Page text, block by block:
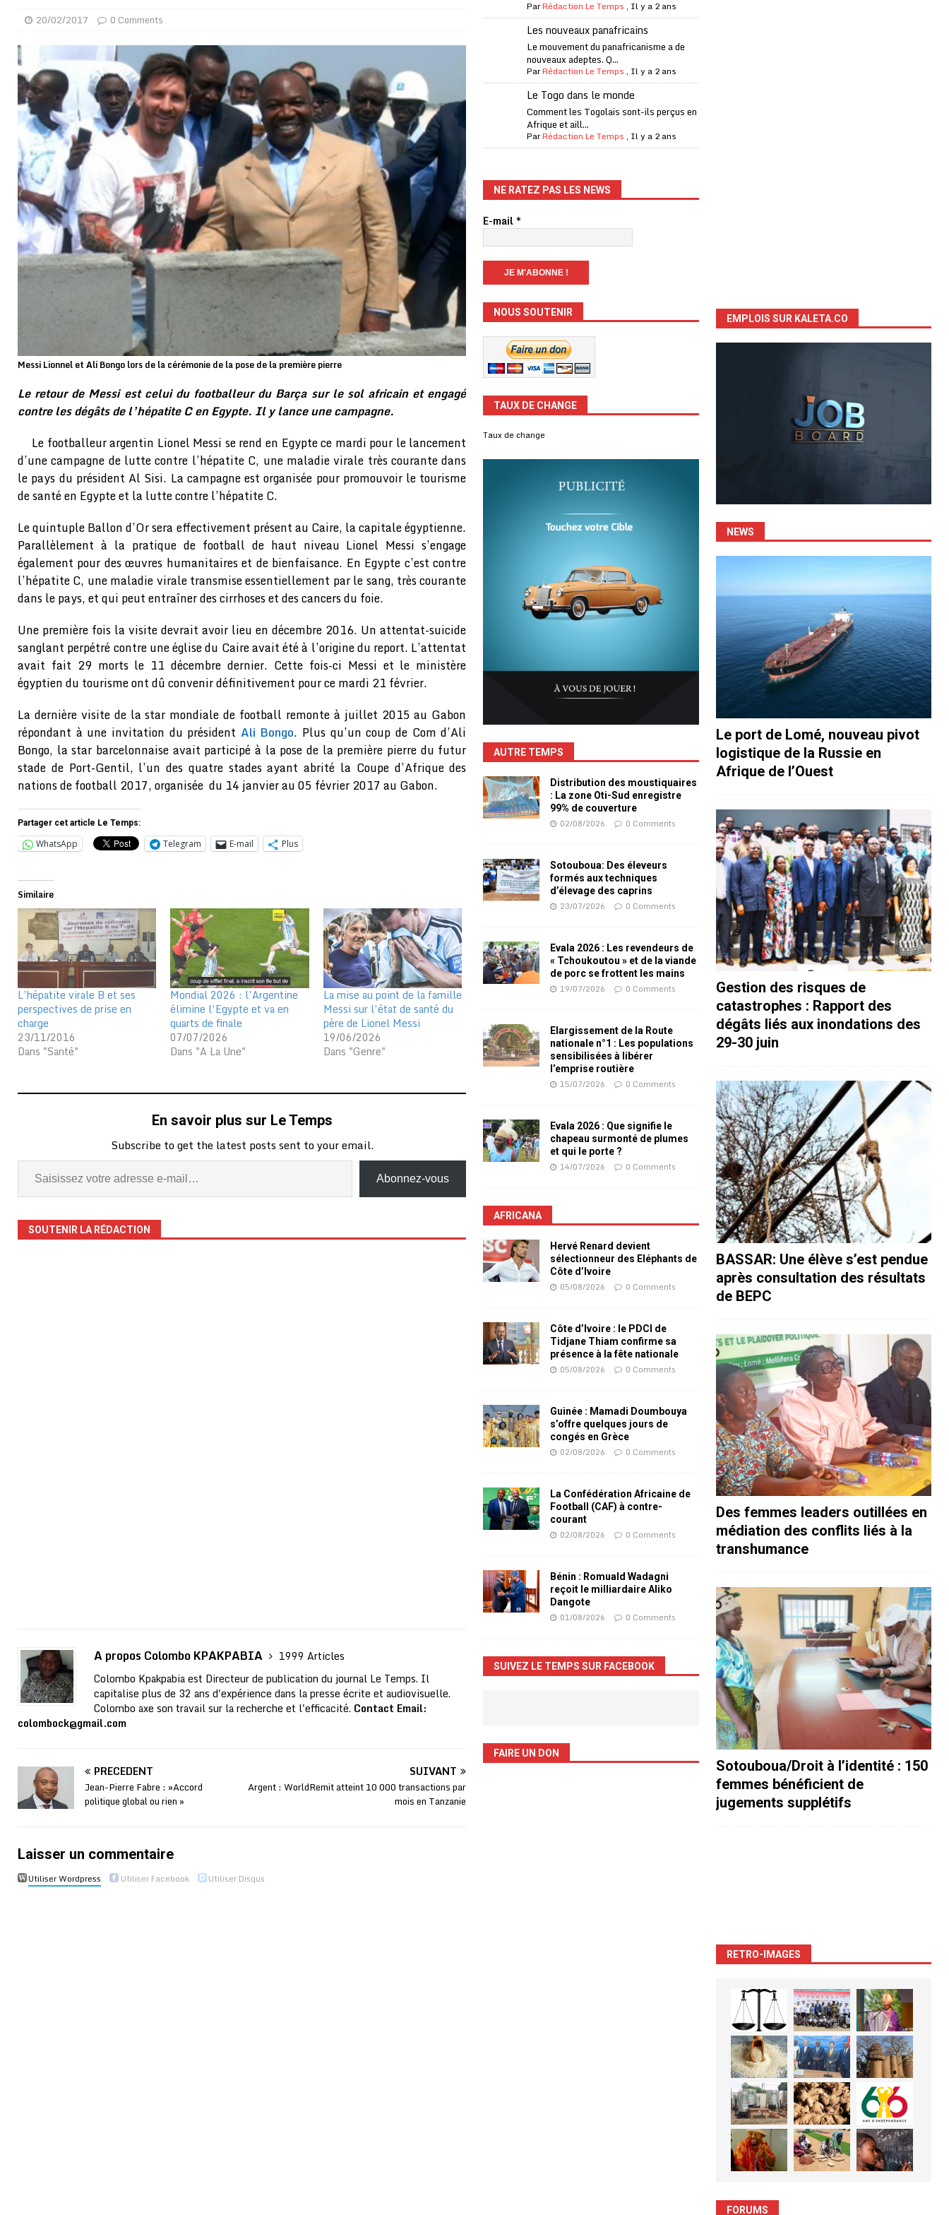
A LA UNE
[ 01/08/2026 ] Quatre candidats à la succession d’Infantino à la tête de la FIFA
[ 01/08/2026 ] Bénin : Romuald Wadagni reçoit le milliardaire Aliko Dangote
A LA UNE
[ 31/07/2026 ] Niger : le FMI débloque une bouffée d’oxygène financière
ECONOMIE
[ 31/07/2026 ] Franco Baresi, légendaire défenseur de l’Italie et de l’AC Milan, est mort à 66 ans
A LA UNE
[ 31/07/2026 ] Benjamin Mendy a vendu aux enchères son trophée de la Coupe du monde
[ 31/07/2026 ] Bénin : les membres du Sénat installés
A LA UNE
[ 31/07/2026 ] Projet d’investisseurs à la Fifa: l’UEFA menace à «l’unanimité» d’un boycott des Coupes du monde
BUSINESS
[ 30/07/2026 ] Mali : au moins 19 soldats exécutés, Amnesty International exige une enquête
[ 05/08/2026 ]
Hervé Renard devient sélectionneur des Eléphants de Côte d’Ivoire
20/02/2017 0 Comments
Messi Lionnel et Ali Bongo lors de la cérémonie de la pose de la première pierre
Le retour de Messi est celui du footballeur du Barça sur le sol africain et engagé
contre les dégâts de l’hépatite C en Egypte. Il y lance une campagne.
Le footballeur argentin Lionel Messi se rend en Egypte ce mardi pour le lancement
d’une campagne de lutte contre l’hépatite C, une maladie virale très courante dans
le pays du président Al Sisi. La campagne est organisée pour promouvoir le tourisme
de santé en Egypte et la lutte contre l’hépatite C.
Le quintuple Ballon d’Or sera effectivement présent au Caire, la capitale égyptienne.
Parallèlement à la pratique de football de haut niveau Lionel Messi s’engage
également pour des œuvres humanitaires et de bienfaisance. En Egypte c’est contre
l’hépatite C, une maladie virale transmise essentiellement par le sang, très courante
dans le pays, et qui peut entraîner des cirrhoses et des cancers du foie.
Une première fois la visite devrait avoir lieu en décembre 2016. Un attentat-suicide
sanglant perpétré contre une église du Caire avait été à l’origine du report. L’attentat
avait fait 29 morts le 11 décembre dernier. Cette fois-ci Messi et le ministère
égyptien du tourisme ont dû convenir définitivement pour ce mardi 21 février.
La dernière visite de la star mondiale de football remonte à juillet 2015 au Gabon
répondant à une invitation du président Ali Bongo. Plus qu’un coup de Com d’Ali
Bongo, la star barcelonnaise avait participé à la pose de la première pierre du futur
stade de Port-Gentil, l’un des quatre stades ayant abrité la Coupe d’Afrique des
nations de football 2017, organisée du 14 janvier au 05 février 2017 au Gabon.
Partager cet article Le Temps:
WhatsApp Telegram E-mail Plus
Similaire
L’hépatite virale B et ses
perspectives de prise en
charge
23/11/2016
Dans "Santé"
Mondial 2026 : l’Argentine
élimine l’Egypte et va en
quarts de finale
07/07/2026
Dans "A La Une"
La mise au point de la famille
Messi sur l’état de santé du
père de Lionel Messi
19/06/2026
Dans "Genre"
En savoir plus sur Le Temps
Subscribe to get the latest posts sent to your email.
Abonnez-vous
SOUTENIR LA RÉDACTION
A propos Colombo KPAKPABIA
1999 Articles
Colombo Kpakpabia est Directeur de publication du journal Le Temps. Il
capitalise plus de 32 ans d'expérience dans la presse écrite et audiovisuelle.
Colombo axe son travail sur la recherche et l'efficacité. Contact Email:
colombock@gmail.com
PRÉCÉDENT
Jean-Pierre Fabre : »Accord
politique global ou rien »
SUIVANT
Argent : WorldRemit atteint 10 000 transactions par
mois en Tanzanie
Laisser un commentaire
Utiliser Wordpress Utiliser Facebook Utiliser Disqus
ParRédaction Le Temps , Il y a 2 ans
Les nouveaux panafricains
Le mouvement du panafricanisme a de
nouveaux adeptes. Q...
ParRédaction Le Temps , Il y a 2 ans
Le Togo dans le monde
Comment les Togolais sont-ils perçus en
Afrique et aill...
ParRédaction Le Temps , Il y a 2 ans
NE RATEZ PAS LES NEWS
E-mail*
NOUS SOUTENIR
TAUX DE CHANGE
Taux de change
AUTRE TEMPS
Distribution des moustiquaires
: La zone Oti-Sud enregistre
99% de couverture
02/08/2026 0 Comments
Sotouboua: Des éleveurs
formés aux techniques
d’élevage des caprins
23/07/2026 0 Comments
Evala 2026 : Les revendeurs de
« Tchoukoutou » et de la viande
de porc se frottent les mains
19/07/2026 0 Comments
Elargissement de la Route
nationale n°1 : Les populations
sensibilisées à libérer
l’emprise routière
15/07/2026 0 Comments
Evala 2026 : Que signifie le
chapeau surmonté de plumes
et qui le porte ?
14/07/2026 0 Comments
AFRICANA
Hervé Renard devient
sélectionneur des Eléphants de
Côte d’Ivoire
05/08/2026 0 Comments
Côte d’Ivoire : le PDCI de
Tidjane Thiam confirme sa
présence à la fête nationale
05/08/2026 0 Comments
Guinée : Mamadi Doumbouya
s’offre quelques jours de
congés en Grèce
02/08/2026 0 Comments
La Confédération Africaine de
Football (CAF) à contre-
courant
02/08/2026 0 Comments
Bénin : Romuald Wadagni
reçoit le milliardaire Aliko
Dangote
01/08/2026 0 Comments
SUIVEZ LE TEMPS SUR FACEBOOK
FAIRE UN DON
EMPLOIS SUR KALETA.CO
NEWS
Le port de Lomé, nouveau pivot
logistique de la Russie en
Afrique de l’Ouest
Gestion des risques de
catastrophes : Rapport des
dégâts liés aux inondations des
29-30 juin
BASSAR: Une élève s’est pendue
après consultation des résultats
de BEPC
Des femmes leaders outillées en
médiation des conflits liés à la
transhumance
Sotouboua/Droit à l’identité : 150
femmes bénéficient de
jugements supplétifs
RETRO-IMAGES
FORUMS